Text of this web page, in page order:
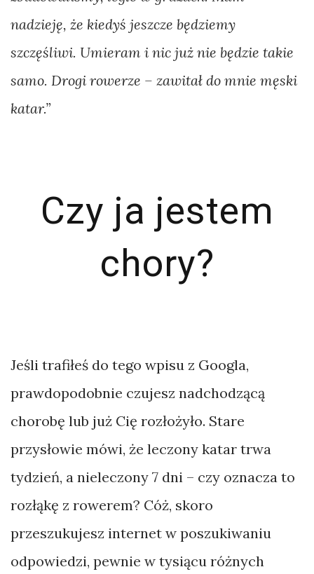
nadzieję, że kiedyś jeszcze będziemy
szczęśliwi. Umieram i nic już nie będzie takie
samo. Drogi rowerze – zawitał do mnie męski
katar.”
Czy ja jestem
chory?
Jeśli trafiłeś do tego wpisu z Googla,
prawdopodobnie czujesz nadchodzącą
chorobę lub już Cię rozłożyło. Stare
przysłowie mówi, że leczony katar trwa
tydzień, a nieleczony 7 dni – czy oznacza to
rozłąkę z rowerem? Cóż, skoro
przeszukujesz internet w poszukiwaniu
odpowiedzi, pewnie w tysiącu różnych
z
ulic
Vegas
Senegal…
wygra
–
krowa
czy
składak?
KATEGORIE
Felieton